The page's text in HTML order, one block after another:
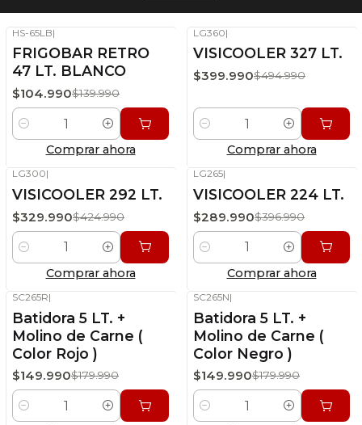
-25%OFF
Stock disponible
HS-65LB|
FRIGOBAR RETRO
47 LT. BLANCO
$104.990$139.990
Cantidad
Comprar ahora
-19%OFF
Stock disponible
LG360|
VISICOOLER 327 LT.
$399.990$494.990
Cantidad
Comprar ahora
OFF
Stock disponible
LG300|
VISICOOLER 292 LT.
$329.990$424.990
Cantidad
Comprar ahora
OFF
Stock disponible
LG265|
VISICOOLER 224 LT.
$289.990$396.990
Cantidad
Comprar ahora
-17%OFF
Stock disponible
SC265R|
Batidora 5 LT. +
Molino de Carne (
Color Rojo )
$149.990$179.990
Cantidad
-17%OFF
Stock disponible
SC265N|
Batidora 5 LT. +
Molino de Carne (
Color Negro )
$149.990$179.990
Cantidad